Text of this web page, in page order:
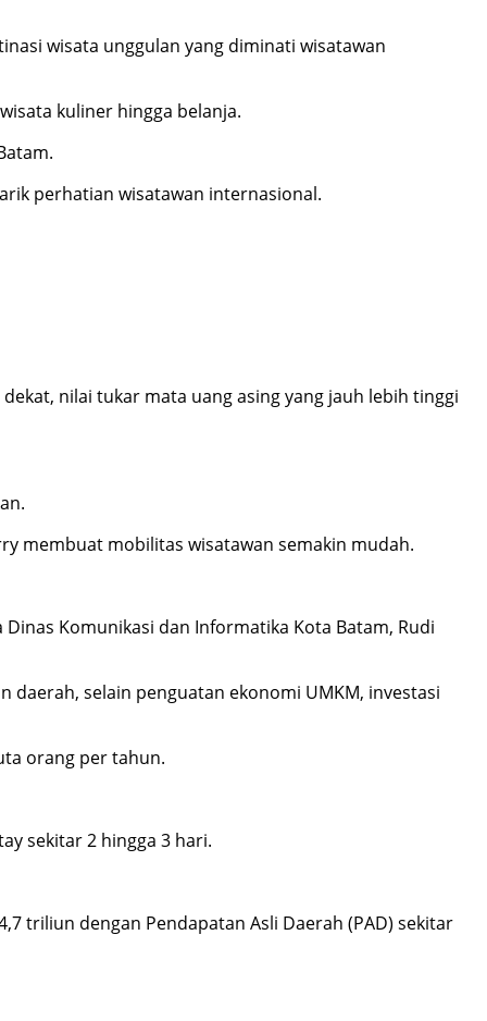
wisata unggulan yang diminati wisatawan
kuliner hingga belanja.
perhatian wisatawan internasional.
nilai tukar mata uang asing yang jauh lebih tinggi
membuat mobilitas wisatawan semakin mudah.
Komunikasi dan Informatika Kota Batam, Rudi
selain penguatan ekonomi UMKM, investasi
orang per tahun.
sekitar 2 hingga 3 hari.
triliun dengan Pendapatan Asli Daerah (PAD) sekitar